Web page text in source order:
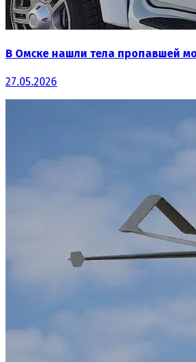
В Омске нашли тела пропавшей
27.05.2026